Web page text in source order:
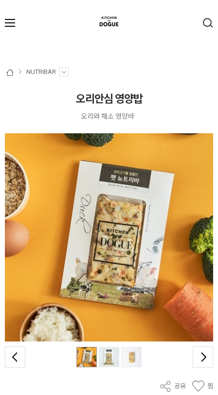
NUTRIBAR
오리안심 영양밥
오리와 채소 영양바
공유 찜